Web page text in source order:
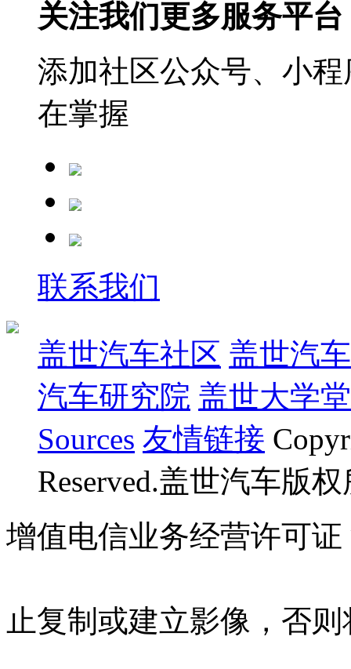
关注我们更多服务平台
添加社区公众号、小
在掌握
联系我们
盖世汽车社区 盖世汽
汽车研究院 盖世大学堂
Sources 友情链接
Reserved.盖世汽车版
增值电信业务经营许可证
止复制或建立影像，否